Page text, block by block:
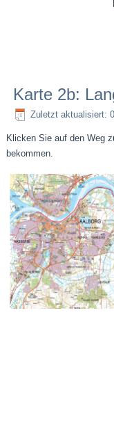
Karte 2b:
Zuletzt aktualisiert:
Klicken Sie auf den Weg
bekommen.